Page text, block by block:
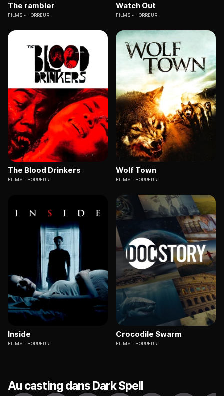
The rambler
FILMS HORREUR
Watch Out
FILMS HORREUR
The Blood Drinkers
FILMS HORREUR
Wolf Town
FILMS HORREUR
Inside
FILMS HORREUR
Crocodile Swarm
FILMS HORREUR
Au casting dans Dark Spell